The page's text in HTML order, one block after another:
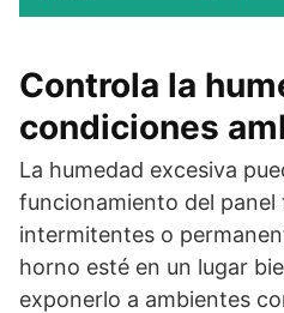
Controla la
condiciones
La humedad excesiva
funcionamiento del
intermitentes o
horno esté en un lugar
exponerlo a ambientes